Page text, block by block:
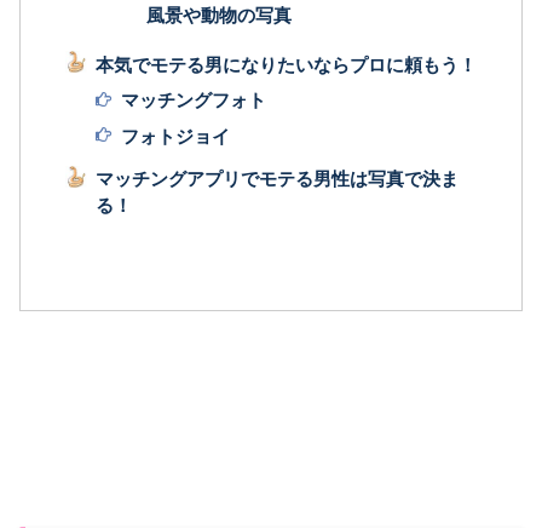
風景や動物の写真
本気でモテる男になりたいならプロに頼もう！
マッチングフォト
フォトジョイ
マッチングアプリでモテる男性は写真で決ま
る！